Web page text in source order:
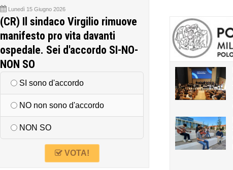
Lunedì 15 Giugno 2026
(CR) Il sindaco Virgilio rimuove
manifesto pro vita davanti
ospedale. Sei d'accordo SI-NO-
NON SO
SI sono d'accordo
NO non sono d'accordo
NON SO
VOTA!